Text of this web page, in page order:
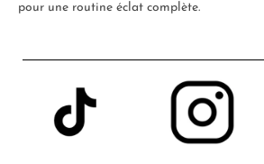
pour une routine éclat complète.